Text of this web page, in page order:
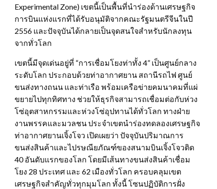
Experimental Zone) เขตนี้เป็นพื้นที่นำร่องด้านเศรษฐกิจ
การบินแห่งแรกที่ได้รับอนุมัติจากคณะรัฐมนตรีจีนในปี
2556 และปัจจุบันได้กลายเป็นจุดสนใจสำหรับนักลงทุน
จากทั่วโลก
เขตนี้มีจุดเด่นอยู่ที่ “การเชื่อมโยงท่าทั้ง 4” เป็นศูนย์กลาง
ระดับโลก ประกอบด้วยท่าอากาศยาน สถานีรถไฟ ศูนย์
ขนส่งทางถนน และท่าเรือ พร้อมเครือข่ายคมนาคมที่แผ่
ขยายไปทุกทิศทาง ช่วยให้ธุรกิจสามารถเชื่อมต่อกับห่วง
โซ่อุตสาหกรรมและห่วงโซ่อุปทานได้ทั่วโลก ทางฝ่าย
งานพรรคและมวลชน ประจำเขตนำร่องทดลองเศรษฐกิจ
ท่าอากาศยานเจิ้งโจว เปิดเผยว่า ปัจจุบันปริมาณการ
ขนส่งสินค้าและไปรษณียภัณฑ์ของสนามบินเจิ้งโจวติด
40 อันดับแรกของโลก โดยมีเส้นทางขนส่งสินค้าเชื่อม
โยง 28 ประเทศ และ 62 เมืองทั่วโลก ครอบคลุมเขต
เศรษฐกิจสำคัญทั่วทุกมุมโลก ทั้งนี้ โซนปฏิบัติการฝั่ง